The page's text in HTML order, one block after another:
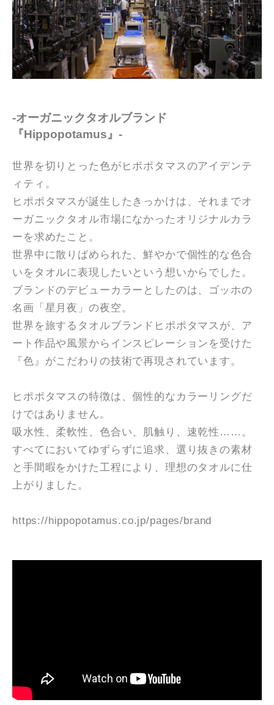
-オーガニックタオルブランド
『Hippopotamus』-
世界を切りとった色がヒポポタマスのアイデンテ
ィティ。
ヒポポタマスが誕生したきっかけは、それまでオ
ーガニックタオル市場になかったオリジナルカラ
ーを求めたこと。
世界中に散りばめられた、鮮やかで個性的な色合
いをタオルに表現したいという想いからでした。
ブランドのデビューカラーとしたのは、ゴッホの
名画「星月夜」の夜空。
世界を旅するタオルブランドヒポポタマスが、ア
ート作品や風景からインスピレーションを受けた
『色』がこだわりの技術で再現されています。
ヒポポタマスの特徴は、個性的なカラーリングだ
けではありません。
吸水性、柔軟性、色合い、肌触り、速乾性……。
すべてにおいてゆずらずに追求、選り抜きの素材
と手間暇をかけた工程により、理想のタオルに仕
上がりました。
https://hippopotamus.co.jp/pages/brand